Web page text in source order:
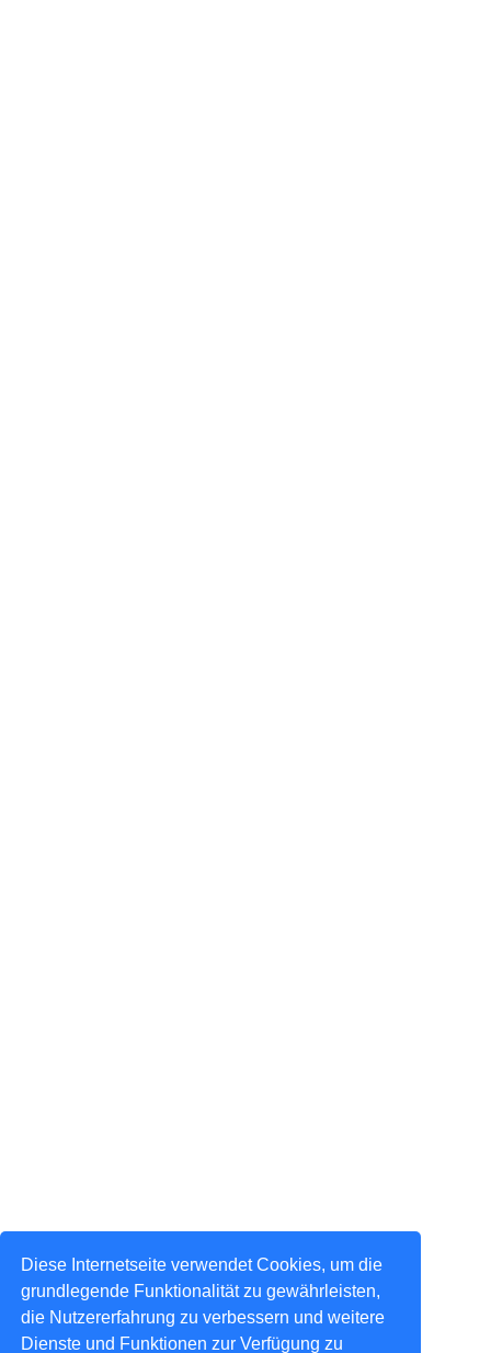
Diese Internetseite verwendet Cookies, um die
grundlegende Funktionalität zu gewährleisten,
die Nutzererfahrung zu verbessern und weitere
Dienste und Funktionen zur Verfügung zu